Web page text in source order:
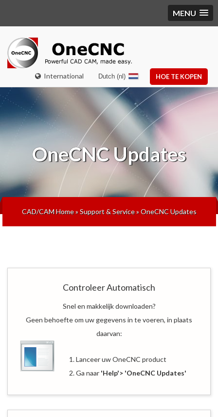
MENU
International HOE TE KOPEN
Dutch (nl)
OneCNC Updates
CAD/CAM Home»Support & Service»OneCNC Updates
Controleer Automatisch
Snel en makkelijk downloaden?
Geen behoefte om uw gegevens in te voeren, in plaats
daarvan:
1. Lanceer uw OneCNC product
2. Ga naar 'Help'> 'OneCNC Updates'